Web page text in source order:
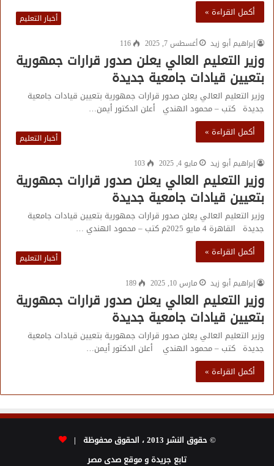
أكمل القراءة »
أخبار التعليم
إبراهيم أبو زيد
أغسطس 7, 2025 116
وزير التعليم العالي يعلن صدور قرارات جمهورية
بتعيين قيادات جامعية جديدة
وزير التعليم العالي يعلن صدور قرارات جمهورية بتعيين قيادات جامعية
جديدة كتب – محمود الهندي أعلن الدكتور أيمن…
أكمل القراءة »
أخبار التعليم
إبراهيم أبو زيد
مايو 4, 2025 103
وزير التعليم العالي يعلن صدور قرارات جمهورية
بتعيين قيادات جامعية جديدة
وزير التعليم العالي يعلن صدور قرارات جمهورية بتعيين قيادات جامعية
جديدة القاهرة 4 مايو 2025م كتب – محمود الهندي …
أكمل القراءة »
أخبار التعليم
إبراهيم أبو زيد
مارس 10, 2025 189
وزير التعليم العالي يعلن صدور قرارات جمهورية
بتعيين قيادات جامعية جديدة
وزير التعليم العالي يعلن صدور قرارات جمهورية بتعيين قيادات جامعية
جديدة كتب – محمود الهندي أعلن الدكتور أيمن…
أكمل القراءة »
© حقوق النشر 2013 ، الحقوق محفوظة |
تابع جريدة و موقع صدى مصر